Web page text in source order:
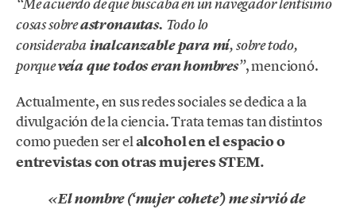
“Me acuerdo de que buscaba en un navegador lentísimo
cosas sobreastronautas. Todo lo
considerabainalcanzable para mí, sobre todo,
porqueveía que todos eran hombres”, mencionó.
Actualmente, en sus redes sociales se dedica a la
divulgación de la ciencia. Trata temas tan distintos
como pueden ser elalcohol en el espacio o
entrevistas con otras mujeres STEM.
«El nombre (‘mujer cohete’) me sirvió de